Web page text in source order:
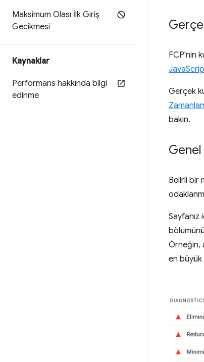
Maksimum Olası İlk Giriş
Gecikmesi
Kaynaklar
Performans hakkında bilgi
edinme
FCP'nin
Gerçek
bakın.
Genel
Belirli bir
Örneğin,
en büyük